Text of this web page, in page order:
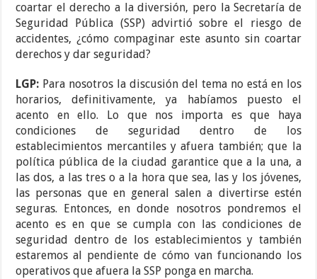
coartar el derecho a la diversión, pero la Secretaría de
Seguridad Pública (SSP) advirtió sobre el riesgo de
accidentes, ¿cómo compaginar este asunto sin coartar
derechos y dar seguridad?
LGP: Para nosotros la discusión del tema no está en los
horarios, definitivamente, ya habíamos puesto el
acento en ello. Lo que nos importa es que haya
condiciones de seguridad dentro de los
establecimientos mercantiles y afuera también; que la
política pública de la ciudad garantice que a la una, a
las dos, a las tres o a la hora que sea, las y los jóvenes,
las personas que en general salen a divertirse estén
seguras. Entonces, en donde nosotros pondremos el
acento es en que se cumpla con las condiciones de
seguridad dentro de los establecimientos y también
estaremos al pendiente de cómo van funcionando los
operativos que afuera la SSP ponga en marcha.